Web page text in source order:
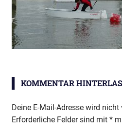
KOMMENTAR
Deine E-Mail-Adresse wird
Erforderliche Felder sind mit *